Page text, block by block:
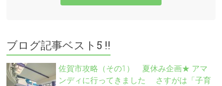
ブログ記事ベスト5 !!
佐賀市攻略（その1） 夏休み企画★ アマ
ンディに行ってきました さすがは「子育